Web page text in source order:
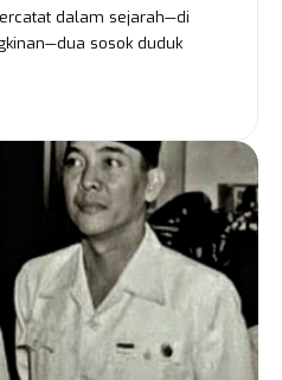
dalam sejarah—di
sosok duduk